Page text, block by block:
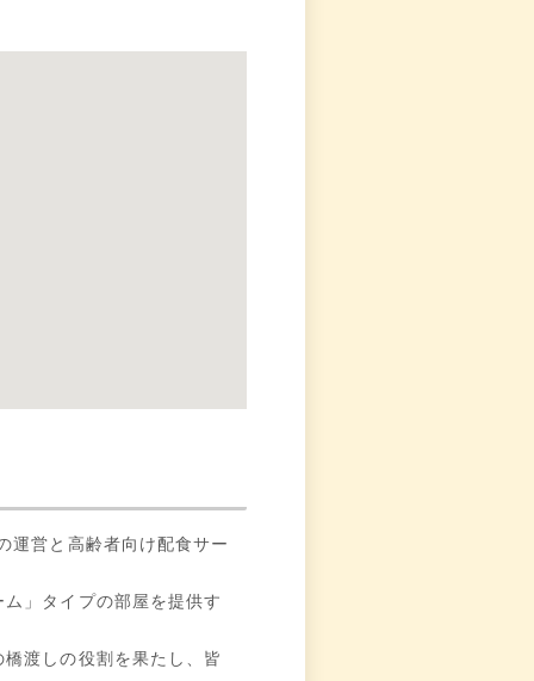
運営と高齢者向け配食サー
」タイプの部屋を提供す
渡しの役割を果たし、皆